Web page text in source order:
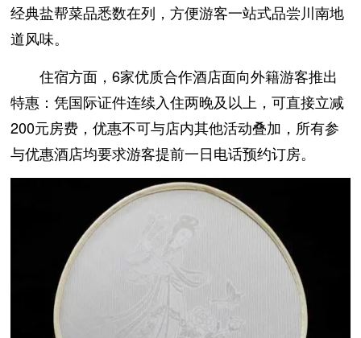
经典盐帮菜品悉数在列，方便游客一站式品尝川南地
道风味。
住宿方面，6家优质合作酒店面向外籍游客推出
特惠：凭国际证件连续入住两晚及以上，可直接立减
200元房费，优惠不可与店内其他活动叠加，所有参
与优惠酒店均要求游客提前一日电话预约订房。